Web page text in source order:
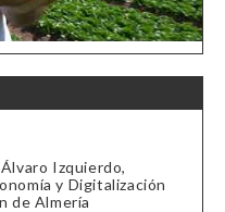
Izquierdo,
y Digitalización
de Almería